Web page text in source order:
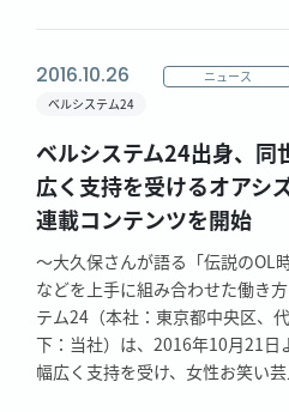
2016.10.26
ニュース
ベルシステム24
ベルシステム24出身、同
広く支持を受けるオアシ
連載コンテンツを開始
～大久保さんが語る「伝説のOL
などを上手に組み合わせた働き
テム24（本社：東京都中央区
下：当社）は、2016年10月21日
幅広く支持を受け、女性お笑い